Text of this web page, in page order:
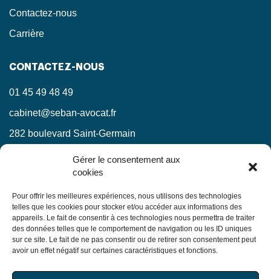
Gérer le consentement aux
cookies
Pour offrir les meilleures expériences, nous utilisons des technologies
telles que les cookies pour stocker et/ou accéder aux informations des
appareils. Le fait de consentir à ces technologies nous permettra de traiter
des données telles que le comportement de navigation ou les ID uniques
sur ce site. Le fait de ne pas consentir ou de retirer son consentement peut
avoir un effet négatif sur certaines caractéristiques et fonctions.
Contactez-nous
Carrière
CONTACTEZ-NOUS
01 45 49 48 49
cabinet@seban-avocat.fr
282 boulevard Saint-Germain
RESTEZ INFORMÉS !
Ne manquez pas nos actualités juridiques.